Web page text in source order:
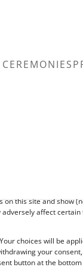
on this site and show
affect
choices will be
your
button at the
de
en